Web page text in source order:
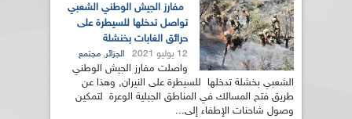
مفارز الجيش الوطني الشعبي
تواصل تدخلها للسيطرة على
حرائق الغابات بخنشلة
12 يوليو 2021 الجزائر, مجتمع
واصلت مفارز الجيش الوطني
الشعبي بخشلة تدخلها للسيطرة على النيران, وهذا عن
طريق فتح المسالك في المناطق الجبلية الوعرة لتمكين
وصول شاحنات الإطفاء إلى...